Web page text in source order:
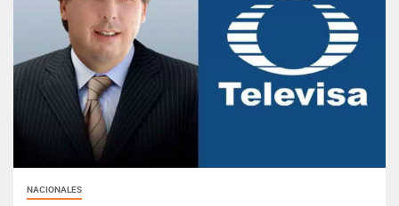
NACIONALES